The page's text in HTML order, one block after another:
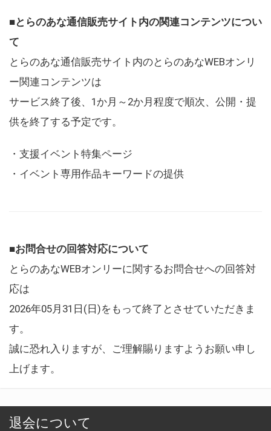
■とらのあな通信販売サイト内の関連コンテンツについ
て
とらのあな通信販売サイト内のとらのあなWEBオンリ
ー関連コンテンツは
サービス終了後、1か月～2か月程度で順次、公開・提
供を終了する予定です。
・支援イベント特集ページ
・イベント専用作品キーワードの提供
■お問合せの回答対応について
とらのあなWEBオンリーに関するお問合せへの回答対
応は
2026年05月31日(日)をもって終了とさせていただきま
す。
誠に恐れ入りますが、ご理解賜りますようお願い申し
上げます。
退会について